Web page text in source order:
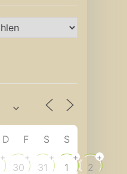
D F S S
+
30
+
31
+
1
+
2
+